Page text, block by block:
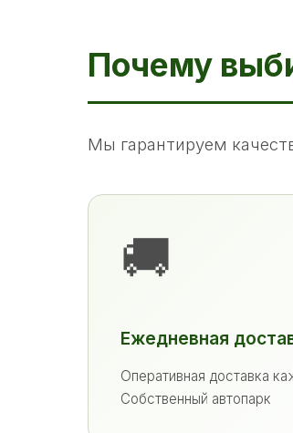
Почему
Мы гарантируем
🚚
Ежедневная
Оперативная доставка
Собственный автопарк